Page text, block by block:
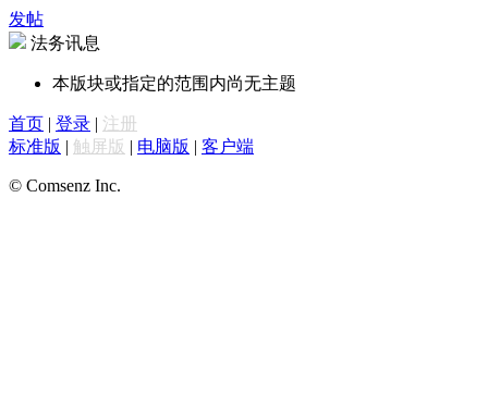
发帖
法务讯息
本版块或指定的范围内尚无主题
首页 | 登录 | 注册
标准版 | 触屏版 | 电脑版 | 客户端
© Comsenz Inc.